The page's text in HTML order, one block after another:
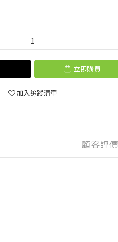
立即購買
加入追蹤清單
顧客評價